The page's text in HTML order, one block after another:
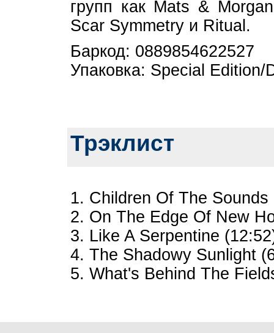
групп как Mats &
Scar Symmetry и Ritual.
Баркод: 0889854622527
Упаковка: Special
Трэклист
1. Children Of The Sounds
2. On The Edge Of New
3. Like A Serpentine
4. The Shadowy Sunlight
5. What's Behind The